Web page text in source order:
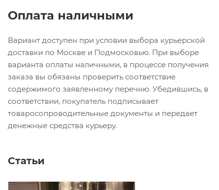
Оплата наличными
Вариант доступен при условии выбора курьерской
доставки по Москве и Подмосковью. При выборе
варианта оплаты наличными, в процессе получения
заказа вы обязаны проверить соответствие
содержимого заявленному перечню. Убедившись, в
соответствии, покупатель подписывает
товаросопроводительные документы и передает
денежные средства курьеру.
Статьи